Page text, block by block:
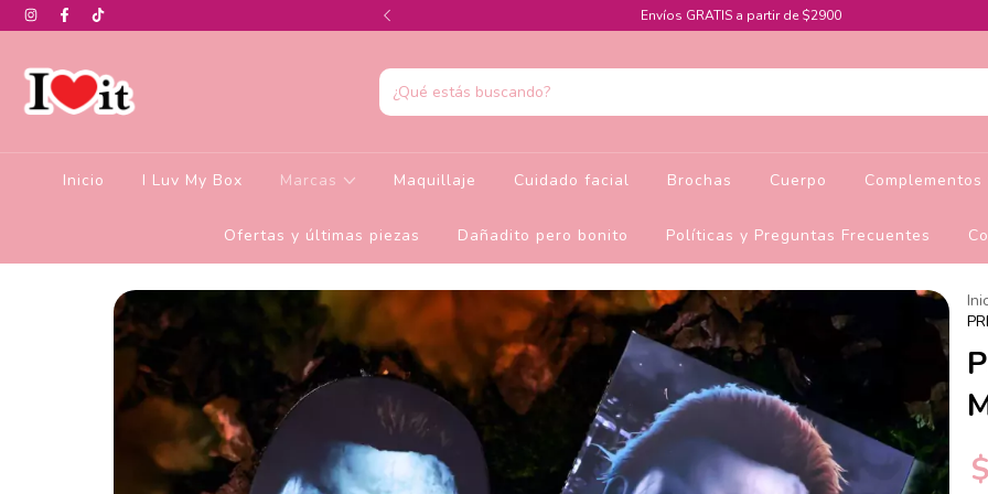
de descuento en la colección de Glamlite Envíos GRATIS a partir de $2900
Inicio I Luv My Box Marcas Maquillaje Cuidado facial Brochas Cuerpo
Ofertas y últimas piezas Dañadito pero bonito Políticas y Preguntas Frecuentes